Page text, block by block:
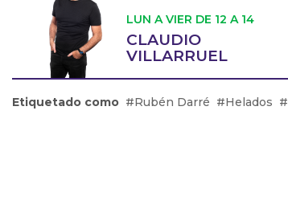
LUN A VIER DE 12 A 14
CLAUDIO
VILLARRUEL
Etiquetado como Rubén Darré Helados